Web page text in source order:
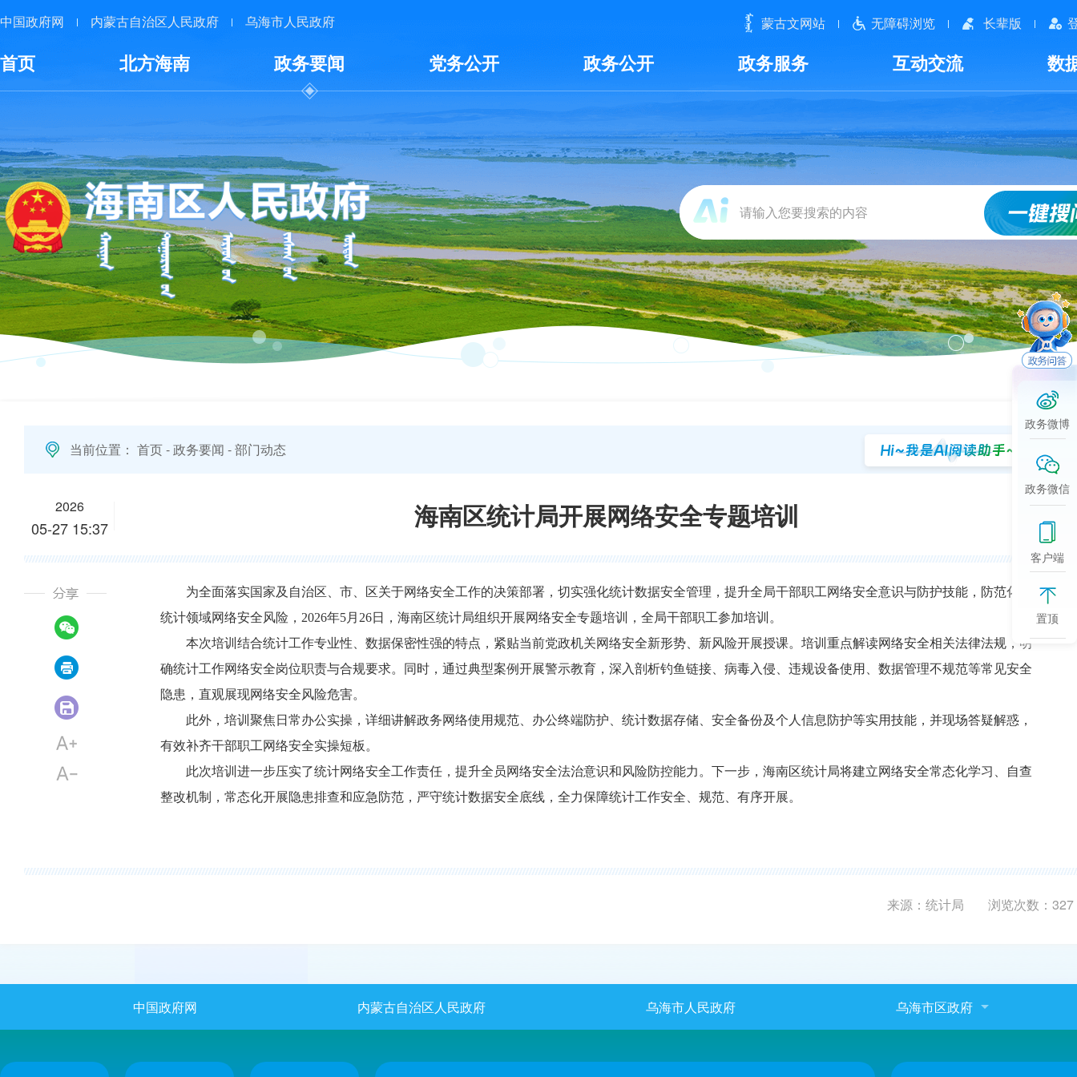
中国政府网 内蒙古自治区人民政府 乌海市人民政府 蒙古文网站 无障碍浏览 长辈版
首页 北方海南 政务要闻 党务公开 政务公开 政务服务 互动交流 数
当前位置： 首页-政务要闻 -部门动态
2026
05-27 15:37 海南区统计局开展网络安全专题培训
为全面落实国家及自治区、市、区关于网络安全工作的决策部署，切实强化统计数据安全管理，提升全局干部职工网络安全意识与防护技能，防范化解
统计领域网络安全风险，2026年5月26日，海南区统计局组织开展网络安全专题培训，全局干部职工参加培训。
本次培训结合统计工作专业性、数据保密性强的特点，紧贴当前党政机关网络安全新形势、新风险开展授课。培训重点解读网络安全相关法律法规，明
确统计工作网络安全岗位职责与合规要求。同时，通过典型案例开展警示教育，深入剖析钓鱼链接、病毒入侵、违规设备使用、数据管理不规范等常见安全
隐患，直观展现网络安全风险危害。
此外，培训聚焦日常办公实操，详细讲解政务网络使用规范、办公终端防护、统计数据存储、安全备份及个人信息防护等实用技能，并现场答疑解惑，
有效补齐干部职工网络安全实操短板。
此次培训进一步压实了统计网络安全工作责任，提升全员网络安全法治意识和风险防控能力。下一步，海南区统计局将建立网络安全常态化学习、自查
整改机制，常态化开展隐患排查和应急防范，严守统计数据安全底线，全力保障统计工作安全、规范、有序开展。
来源：统计局 浏览次数： 327
中国政府网 内蒙古自治区人民政府 乌海市人民政府 乌海市区政府
政务微博
政务微信
客户端
置顶